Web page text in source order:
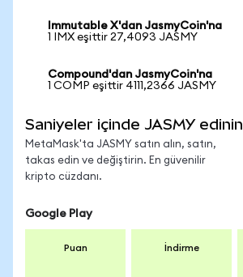
Immutable X'dan JasmyCoin'na
1 IMX eşittir 27,4093 JASMY
Compound'dan JasmyCoin'na
1 COMP eşittir 4111,2366 JASMY
Saniyeler içinde JASMY edinin
MetaMask'ta JASMY satın alın, satın,
takas edin ve değiştirin. En güvenilir
kripto cüzdanı.
Google Play
Puan İndirme